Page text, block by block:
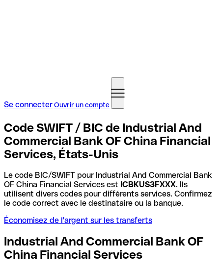
Se connecterOuvrir un compte
Code SWIFT / BIC de Industrial And
Commercial Bank OF China Financial
Services, États-Unis
Le code BIC/SWIFT pour Industrial And Commercial Bank
OF China Financial Services est ICBKUS3FXXX. Ils
utilisent divers codes pour différents services. Confirmez
le code correct avec le destinataire ou la banque.
Économisez de l'argent sur les transferts
Industrial And Commercial Bank OF
China Financial Services